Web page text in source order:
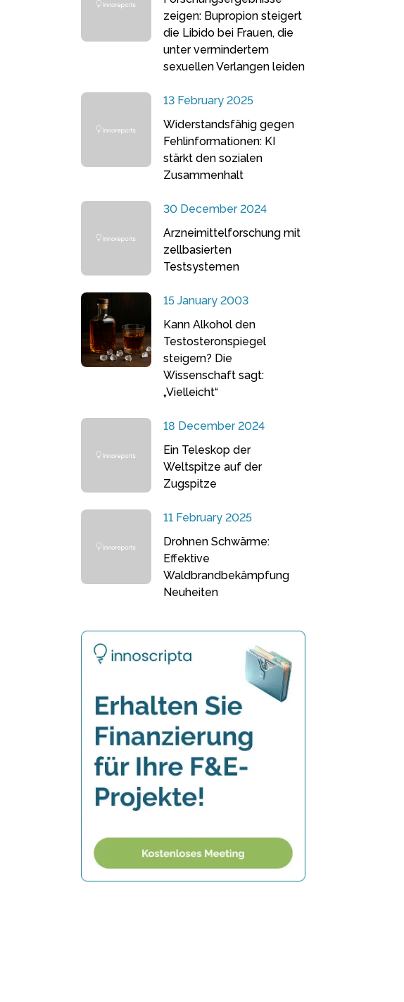
zeigen: Bupropion steigert
die Libido bei Frauen, die
unter vermindertem
sexuellen Verlangen leiden
13 February 2025
Widerstandsfähig gegen
Fehlinformationen: KI
stärkt den sozialen
Zusammenhalt
30 December 2024
Arzneimittelforschung mit
zellbasierten
Testsystemen
15 January 2003
Kann Alkohol den
Testosteronspiegel
steigern? Die
Wissenschaft sagt:
„Vielleicht“
18 December 2024
Ein Teleskop der
Weltspitze auf der
Zugspitze
11 February 2025
Drohnen Schwärme:
Effektive
Waldbrandbekämpfung
Neuheiten